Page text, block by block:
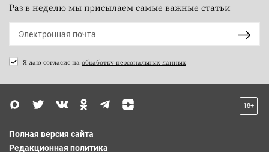
Раз в неделю мы присылаем самые важные статьи
Я даю согласие на обработку персональных данных
18+
Полная версия сайта
Редакционная политика